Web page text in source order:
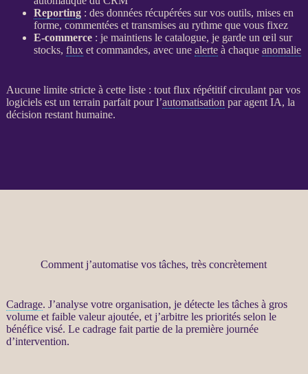
Reporting: des donnéesrécupérées sur vos outils, mises en
forme, commentées et transmises au rythme que vous fixez
E-commerce: je maintiens le catalogue, je garde un œil sur
stocks, fluxet commandes, avec une alerteà chaque anomalie
Aucune limite stricte à cette liste : tout fluxrépétitif circulant par vos
logiciels est un terrain parfait pour l’automatisation paragent IA, la
décision restant humaine.
Comment j’automatise vos tâches, très concrètement
Cadrage. J’analyse votre organisation, je détecte les tâches à gros
volume et faible valeur ajoutée, et j’arbitre les priorités selon le
bénéfice visé. Le cadragefait partie de la première journée
d’intervention.